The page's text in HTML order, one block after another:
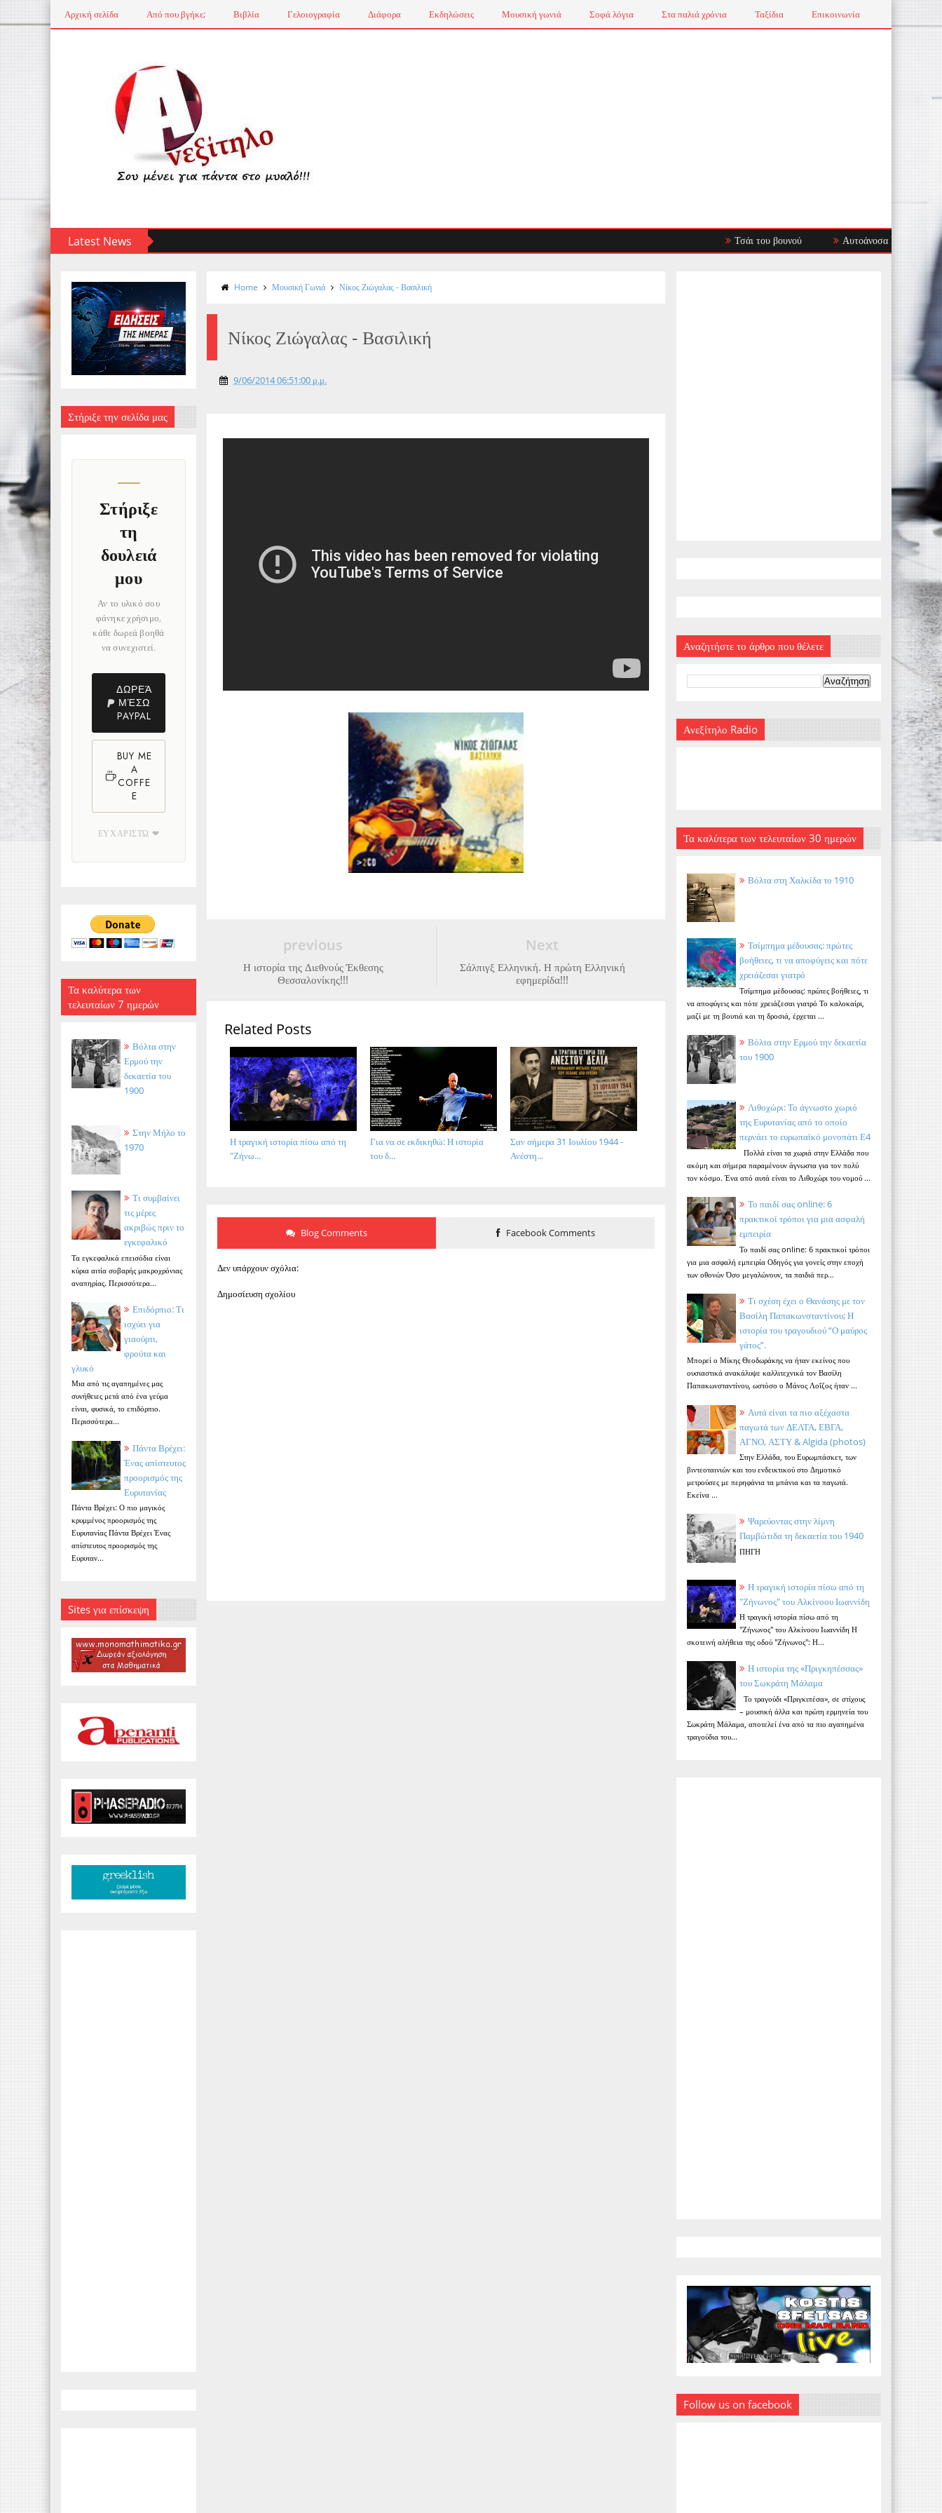
Αρχική σελίδα Από που βγήκε; Βιβλία Γελοιογραφία Διάφορα Εκδηλώσεις Μουσική γωνιά Σοφά λόγια Στα παλιά χρόνια Ταξίδια Επικοινωνία
Latest News Τσάι του βουνού Αυτοάνοσα Νοσήματα: Όταν το
Στήριξε την σελίδα μας
Στήριξε
τη
δουλειά
μου
Αν το υλικό σου
φάνηκε χρήσιμο,
κάθε δωρεά βοηθά
να συνεχιστεί.
ΔΩΡΕΆ
ΜΈΣΩ
PAYPAL
BUY ME
A
COFFE
E
ΕΥΧΑΡΙΣΤΏ ❤
Τα καλύτερα των
τελευταίων 7 ημερών
Βόλτα στην
Ερμού την
δεκαετία του
1900
Στην Μήλο το
1970
Τι συμβαίνει
τις μέρες
ακριβώς πριν το
εγκεφαλικό
Τα εγκεφαλικά επεισόδια είναι
κύρια αιτία σοβαρής μακροχρόνιας
αναπηρίας. Περισσότερα...
Επιδόρπιο: Τι
ισχύει για
γιαούρτι,
φρούτα και
γλυκό
Μια από τις αγαπημένες μας
συνήθειες μετά από ένα γεύμα
είναι, φυσικά, το επιδόρπιο.
Περισσότερα...
Πάντα Βρέχει:
Ένας απίστευτος
προορισμός της
Ευρυτανίας
Πάντα Βρέχει: Ο πιο μαγικός
κρυμμένος προορισμός της
Ευρυτανίας Πάντα Βρέχει Ένας
απίστευτος προορισμός της
Ευρυταν...
Sites για επίσκεψη
Home Μουσική Γωνιά Νίκος Ζιώγαλας - Βασιλική
Νίκος Ζιώγαλας - Βασιλική
9/06/2014 06:51:00 μ.μ.
Next
Σάλπιγξ Ελληνική. Η πρώτη Ελληνική
εφημερίδα!!!
previous
Η ιστορία της Διεθνούς Έκθεσης
Θεσσαλονίκης!!!
Related Posts
Σαν σήμερα 31 Ιουλίου 1944 -
Ανέστη...
Για να σε εκδικηθώ: Η ιστορία
του δ...
Η τραγική ιστορία πίσω από τη
"Ζήνω...
Blog Comments Facebook Comments
Δεν υπάρχουν σχόλια:
Δημοσίευση σχολίου
Αναζητήστε το άρθρο που θέλετε
Ανεξίτηλο Radio
Τα καλύτερα των τελευταίων 30 ημερών
Βόλτα στη Χαλκίδα το 1910
Τσίμπημα μέδουσας: πρώτες
βοήθειες, τι να αποφύγεις και πότε
χρειάζεσαι γιατρό
Τσίμπημα μέδουσας: πρώτες βοήθειες, τι
να αποφύγεις και πότε χρειάζεσαι γιατρό Το καλοκαίρι,
μαζί με τη βουτιά και τη δροσιά, έρχεται ...
Βόλτα στην Ερμού την δεκαετία
του 1900
Λιθοχώρι: Το άγνωστο χωριό
της Ευρυτανίας από το οποίο
περνάει το ευρωπαϊκό μονοπάτι Ε4
Πολλά είναι τα χωριά στην Ελλάδα που
ακόμη και σήμερα παραμένουν άγνωστα για τον πολύ
τον κόσμο. Ένα από αυτά είναι το Λιθοχώρι του νομού ...
Το παιδί σας online: 6
πρακτικοί τρόποι για μια ασφαλή
εμπειρία
Το παιδί σας online: 6 πρακτικοί τρόποι
για μια ασφαλή εμπειρία Οδηγός για γονείς στην εποχή
των οθονών Όσο μεγαλώνουν, τα παιδιά περ...
Τι σχέση έχει ο Θανάσης με τον
Βασίλη Παπακωνσταντίνου; Η
ιστορία του τραγουδιού “Ο μαύρος
γάτος”.
Μπορεί ο Μίκης Θεοδωράκης να ήταν εκείνος που
ουσιαστικά ανακάλυψε καλλιτεχνικά τον Βασίλη
Παπακωνσταντίνου, ωστόσο ο Μάνος Λοΐζος ήταν ...
Αυτά είναι τα πιο αξέχαστα
παγωτά των ΔΕΛΤΑ, ΕΒΓΑ,
ΑΓΝΟ, ΑΣΤΥ & Algida (photos)
Στην Ελλάδα, του Ευρωμπάσκετ, των
βιντεοταινιών και του ενδεικτικού στο Δημοτικό
μετρούσες με περηφάνια τα μπάνια και τα παγωτά.
Εκείνα ...
Ψαρεύοντας στην λίμνη
Παμβώτιδα τη δεκαετία του 1940
ΠΗΓΗ
Η τραγική ιστορία πίσω από τη
"Ζήνωνος" του Αλκίνοου Ιωαννίδη
Η τραγική ιστορία πίσω από τη
"Ζήνωνος" του Αλκίνοου Ιωαννίδη Η
σκοτεινή αλήθεια της οδού "Ζήνωνος": Η...
Η ιστορία της «Πριγκηπέσσας»
του Σωκράτη Μάλαμα
Το τραγούδι «Πριγκιπέσα», σε στίχους
– μουσική άλλα και πρώτη ερμηνεία του
Σωκράτη Μάλαμα, αποτελεί ένα από τα πιο αγαπημένα
τραγούδια του...
Follow us on facebook